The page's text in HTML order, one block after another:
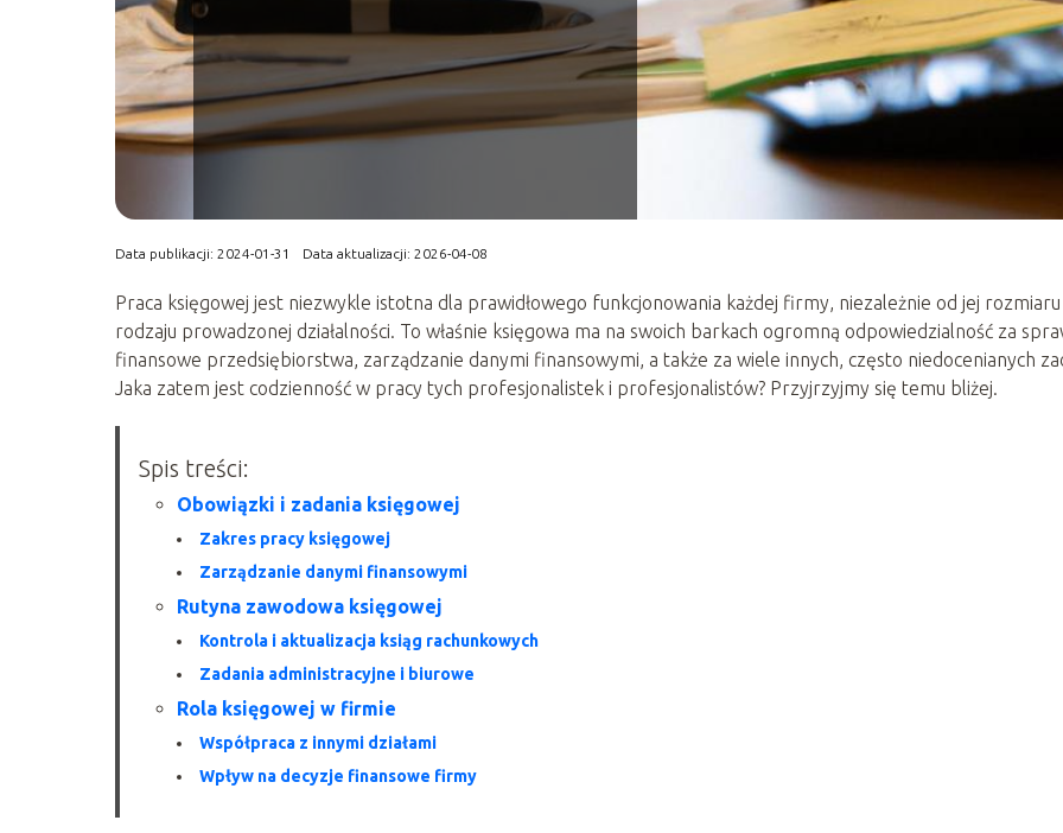
Data publikacji: 2024-01-31 Data aktualizacji: 2026-04-08
Praca księgowej jest niezwykle istotna dla prawidłowego funkcjonowania każdej firmy, niezależnie od jej rozmiaru
rodzaju prowadzonej działalności. To właśnie księgowa ma na swoich barkach ogromną odpowiedzialność za
finansowe przedsiębiorstwa, zarządzanie danymi finansowymi, a także za wiele innych, często niedocenianych
Jaka zatem jest codzienność w pracy tych profesjonalistek i profesjonalistów? Przyjrzyjmy się temu bliżej.
Spis treści:
Obowiązki i zadania księgowej
Zakres pracy księgowej
Zarządzanie danymi finansowymi
Rutyna zawodowa księgowej
Kontrola i aktualizacja ksiąg rachunkowych
Zadania administracyjne i biurowe
Rola księgowej w firmie
Współpraca z innymi działami
Wpływ na decyzje finansowe firmy